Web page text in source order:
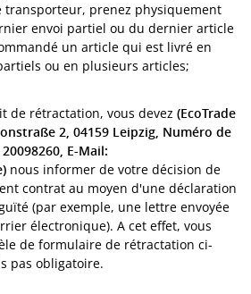
transporteur, prenez physiquement
envoi partiel ou du dernier article
un article qui est livré en
ou en plusieurs articles;
de rétractation, vous devez (EcoTrade
2, 04159 Leipzig, Numéro de
E-Mail:
nous informer de votre décision de
contrat au moyen d'une déclaration
(par exemple, une lettre envoyée
électronique). A cet effet, vous
de formulaire de rétractation ci-
pas obligatoire.